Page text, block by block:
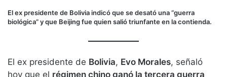
El ex presidente de Bolivia indicó que se desató una “guerra
biológica” y que Beijing fue quien salió triunfante en la contienda.
El ex presidente de Bolivia, Evo Morales, señaló
hoy que el régimen chino ganó la tercera guerra